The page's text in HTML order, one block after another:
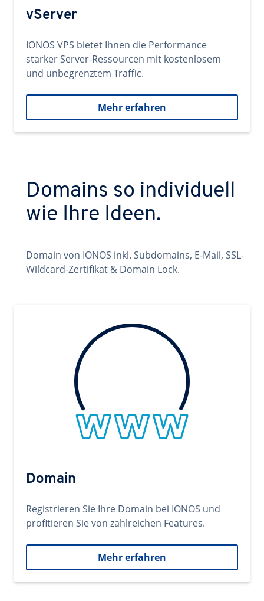
vServer
IONOS VPS bietet Ihnen die Performance
starker Server-Ressourcen mit kostenlosem
und unbegrenztem Traffic.
Mehr erfahren
Domains so individuell
wie Ihre Ideen.
Domain von IONOS inkl. Subdomains, E-Mail, SSL-
Wildcard-Zertifikat & Domain Lock.
Domain
Registrieren Sie Ihre Domain bei IONOS und
profitieren Sie von zahlreichen Features.
Mehr erfahren